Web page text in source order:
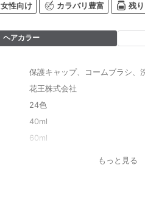
女性向け カラバリ豊富 残
ヘアカラー
保護キャップ、コームブラシ、
花王株式会社
24色
40ml
60ml
もっと見る